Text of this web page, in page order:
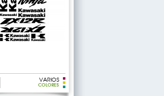
VARIOS
COLORES